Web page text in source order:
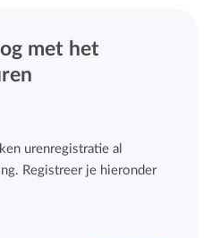
met het
urenregistratie al
Registreer je hieronder